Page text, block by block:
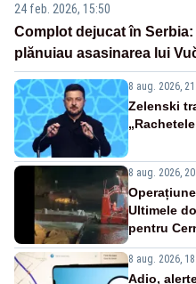
24 feb. 2026, 15:50
Complot dejucat în
plănuiau asasinarea lui
8 aug. 2026,
Zelenski
8 aug. 2026,
Ultimele
pentru
8 aug. 2026,
Adio,